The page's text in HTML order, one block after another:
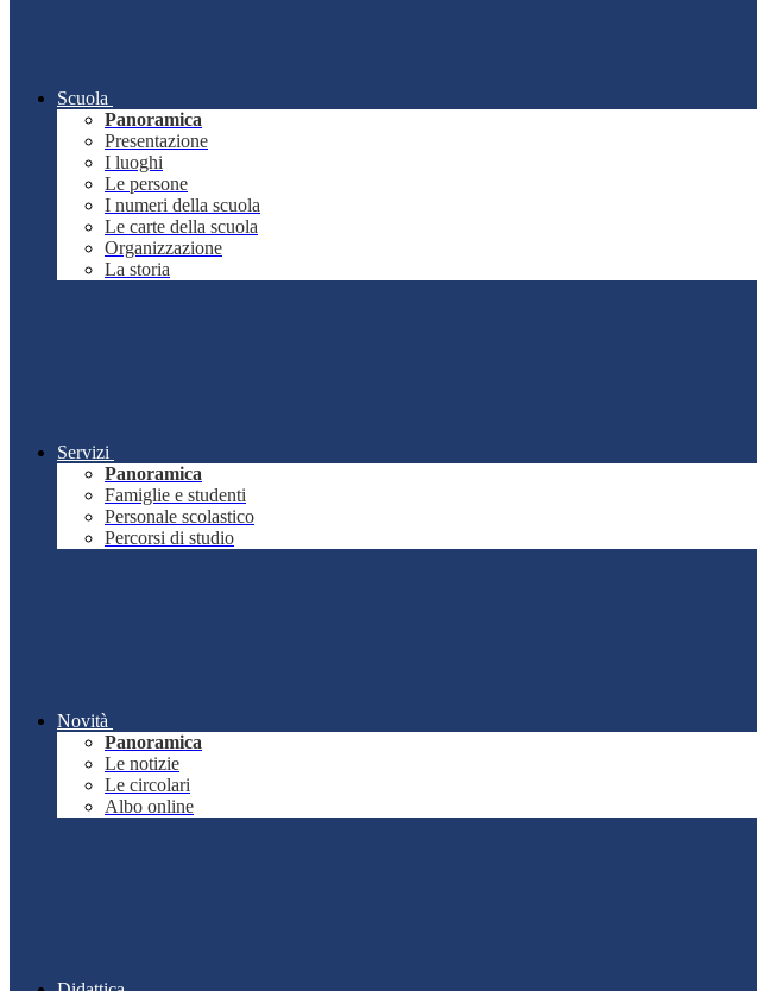
Scuola
Panoramica
Presentazione
I luoghi
Le persone
I numeri della scuola
Le carte della scuola
Organizzazione
La storia
Servizi
Panoramica
Famiglie e studenti
Personale scolastico
Percorsi di studio
Novità
Panoramica
Le notizie
Le circolari
Albo online